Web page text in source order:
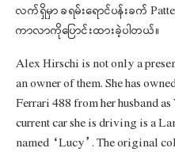
လက်ရှိမှာ ခရမ်းရောင်ပန်းခက်
ကာလာကိုပြောင်းထားခဲ့ပါတယ်။
Alex Hirschi is not only a
an owner of them. She has
Ferrari 488 from her husband
current car she is driving is a
named “Lucy”. The original